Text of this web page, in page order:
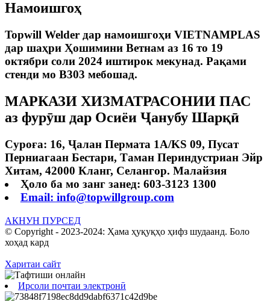
Намоишгоҳ
Topwill Welder дар намоишгоҳи VIETNAMPLAS
дар шаҳри Ҳошимини Ветнам аз 16 то 19
октябри соли 2024 иштирок мекунад. Рақами
стенди мо B303 мебошад.
МАРКАЗИ ХИЗМАТРАСОНИИ ПАС
аз фурӯш дар Осиёи Ҷанубу Шарқӣ
Суроға: 16, Ҷалан Пермата 1A/KS 09, Пусат
Перниагаан Бестари, Таман Периндустриан Эйр
Хитам, 42000 Кланг, Селангор. Малайзия
Ҳоло ба мо занг занед: 603-3123 1300
Email: info@topwillgroup.com
АКНУН ПУРСЕД
© Copyright - 2023-2024: Ҳама ҳуқуқҳо ҳифз шудаанд. Боло
хоҳад кард
Харитаи сайт
Ирсоли почтаи электронӣ